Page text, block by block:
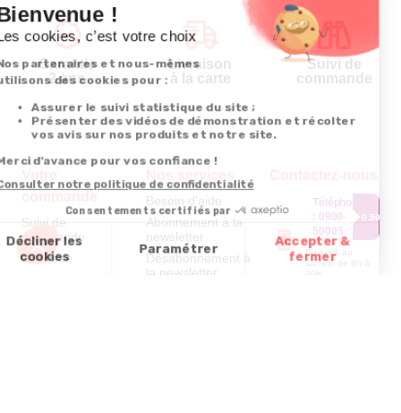
Garantie
2 ans
Livraison
à la carte
Suivi de
commande
Suivi de
commande
Livraison
Besoin d'aide
Abonnement à la
newsletter
Désabonnement à
la newsletter
Téléphone
: 0900-
50005
0.50€/
Du lundi au
samedi de 8h à
20h